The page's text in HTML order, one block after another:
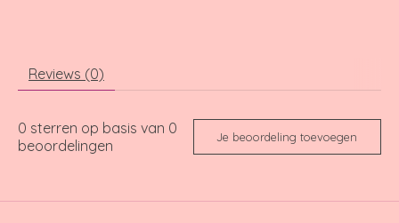
Reviews (0)
0 sterren op basis van 0
beoordelingen
Je beoordeling toevoegen